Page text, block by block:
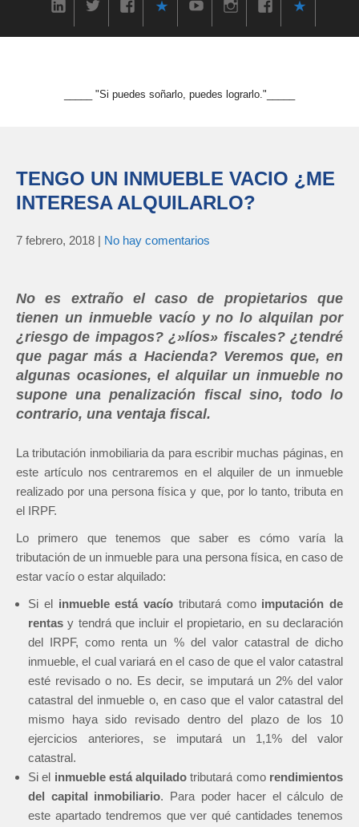
_____ "Si puedes soñarlo, puedes lograrlo."_____
TENGO UN INMUEBLE VACIO ¿ME
INTERESA ALQUILARLO?
7 febrero, 2018 | No hay comentarios
No es extraño el caso de propietarios que
tienen un inmueble vacío y no lo alquilan por
¿riesgo de impagos? ¿»líos» fiscales? ¿tendré
que pagar más a Hacienda? Veremos que, en
algunas ocasiones, el alquilar un inmueble no
supone una penalización fiscal sino, todo lo
contrario, una ventaja fiscal.
La tributación inmobiliaria da para escribir muchas páginas, en
este artículo nos centraremos en el alquiler de un inmueble
realizado por una persona física y que, por lo tanto, tributa en
el IRPF.
Lo primero que tenemos que saber es cómo varía la
tributación de un inmueble para una persona física, en caso de
estar vacío o estar alquilado:
Si el inmueble está vacío tributará como imputación de
rentas y tendrá que incluir el propietario, en su declaración
del IRPF, como renta un % del valor catastral de dicho
inmueble, el cual variará en el caso de que el valor catastral
esté revisado o no. Es decir, se imputará un 2% del valor
catastral del inmueble o, en caso que el valor catastral del
mismo haya sido revisado dentro del plazo de los 10
ejercicios anteriores, se imputará un 1,1% del valor
catastral.
Si el inmueble está alquilado tributará como rendimientos
del capital inmobiliario. Para poder hacer el cálculo de
este apartado tendremos que ver qué cantidades tenemos